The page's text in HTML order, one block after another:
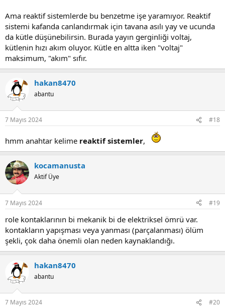
Ama reaktif sistemlerde bu benzetme işe yaramıyor. Reaktif
sistemi kafanda canlandırmak için tavana asılı yay ve ucunda
da kütle düşünebilirsin. Burada yayın gerginliği voltaj,
kütlenin hızı akım oluyor. Kütle en altta iken "voltaj"
maksimum, "akım" sıfır.
hakan8470
abantu
7 Mayıs 2024 #18
hmm anahtar kelime reaktif sistemler,
kocamanusta
Aktif Üye
7 Mayıs 2024 #19
role kontaklarının bi mekanik bi de elektriksel ömrü var.
kontakların yapışması veya yanması (parçalanması) ölüm
şekli, çok daha önemli olan neden kaynaklandığı.
hakan8470
abantu
7 Mayıs 2024 #20